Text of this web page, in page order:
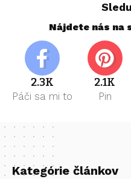
Nájdete nás na
2.3K
Páči sa mi to
2.1K
Pin
Kategórie článkov